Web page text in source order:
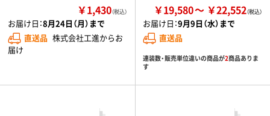
￥1,430（税込）
お届け日：8月24日（月）まで
直送品 株式会社工進からお
届け
￥19,580 ￥22,552
お届け日：9月9日（水）まで
直送品
連装数・販売単位違いの商品が2商品ありま
す